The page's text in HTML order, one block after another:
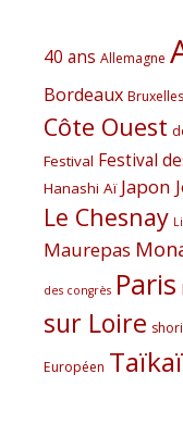
40 ans Allemagne
Bordeaux Bruxelles
Côte Ouest
Festival Festival
Hanashi Aï Japon
Le Chesnay
Maurepas
des congrès Paris
sur Loire
Européen Taïkaï